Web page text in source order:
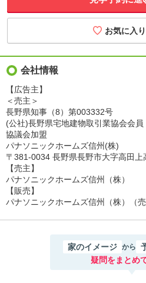
会社情報
【広告主】
＜売主＞
長野県知事（8）第003332号
(公社)長野県宅地建物取引業協会会員
協議会加盟
パナソニックホームズ信州(株)
〒381-0034 長野県長野市大字高田上
【売主】
パナソニックホームズ信州（株）
【販売】
パナソニックホームズ信州（株）（売
家のイメージ から
疑問をまとめ